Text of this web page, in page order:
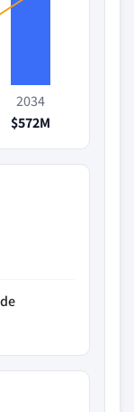
2034
$572M